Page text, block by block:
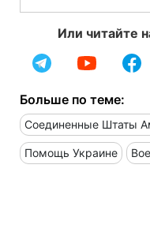
Или читайте
Больше по теме:
Соединенные Штаты
Помощь Украине